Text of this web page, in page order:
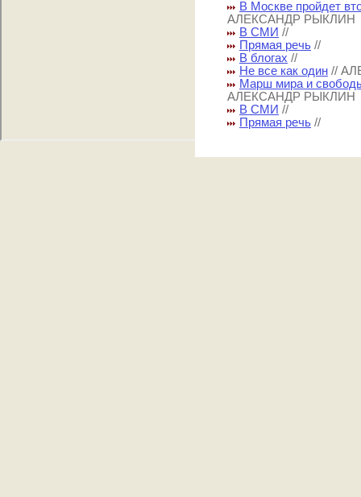
В Москве пройдет
АЛЕКСАНДР РЫКЛИН
В СМИ //
Прямая речь //
В блогах //
Не все как один //
Марш мира и
АЛЕКСАНДР РЫКЛИН
В СМИ //
Прямая речь //